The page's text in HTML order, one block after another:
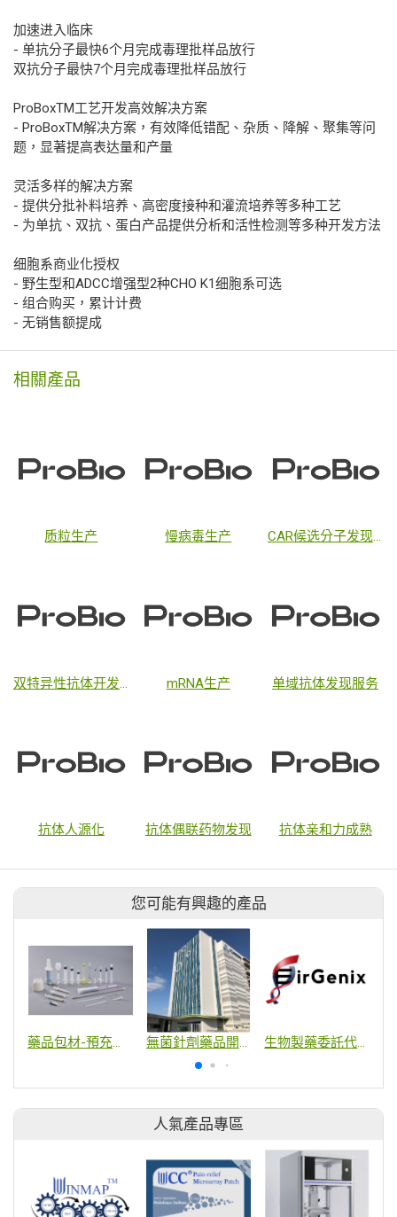
加速进入临床
- 单抗分子最快6个月完成毒理批样品放行
双抗分子最快7个月完成毒理批样品放行
ProBoxTM工艺开发高效解决方案
- ProBoxTM解决方案，有效降低错配、杂质、降解、聚集等问
题，显著提高表达量和产量
灵活多样的解决方案
- 提供分批补料培养、高密度接种和灌流培养等多种工艺
- 为单抗、双抗、蛋白产品提供分析和活性检测等多种开发方法
细胞系商业化授权
- 野生型和ADCC增强型2种CHO K1细胞系可选
- 组合购买，累计计费
- 无销售额提成
相關產品
质粒生产 慢病毒生产 CAR候选分子发现服务
双特异性抗体开发服务 mRNA生产 单域抗体发现服务
抗体人源化 抗体偶联药物发现 抗体亲和力成熟
您可能有興趣的產品
藥品包材-預充填針筒& 給藥器 無菌針劑藥品開發及製造服務 生物製藥委託代工服務
人氣產品專區